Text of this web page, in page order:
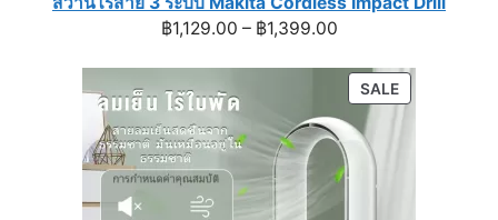
฿1,129.00 – ฿1,399.00Price
฿1,129.00
through
฿1,399.00
SALEPRODUCT
ON